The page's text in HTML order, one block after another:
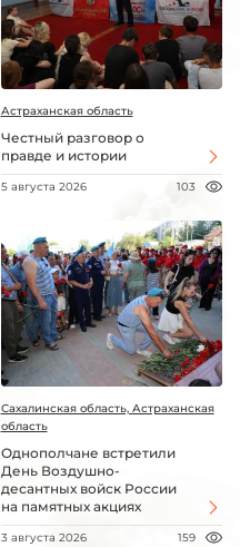
Астраханская область
Честный разговор о
правде и истории
5 августа 2026 103
Сахалинская область, Астраханская
область
Однополчане встретили
День Воздушно-
десантных войск России
на памятных акциях
3 августа 2026 159